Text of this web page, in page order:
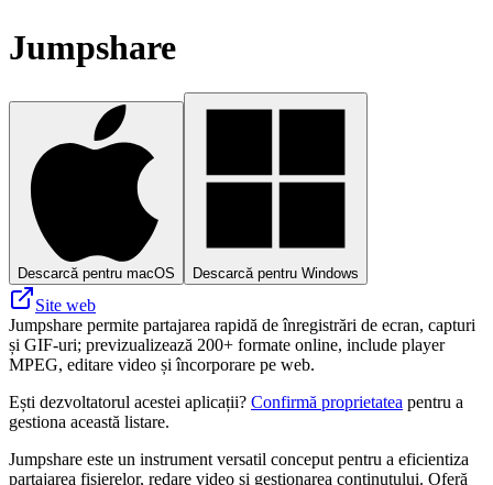
Jumpshare
Descarcă pentru macOS Descarcă pentru Windows
Site web
Jumpshare permite partajarea rapidă de înregistrări de ecran, capturi
și GIF-uri; previzualizează 200+ formate online, include player
MPEG, editare video și încorporare pe web.
Ești dezvoltatorul acestei aplicații? Confirmă proprietatea pentru a
gestiona această listare.
Jumpshare este un instrument versatil conceput pentru a eficientiza
partajarea fișierelor, redare video și gestionarea conținutului. Oferă